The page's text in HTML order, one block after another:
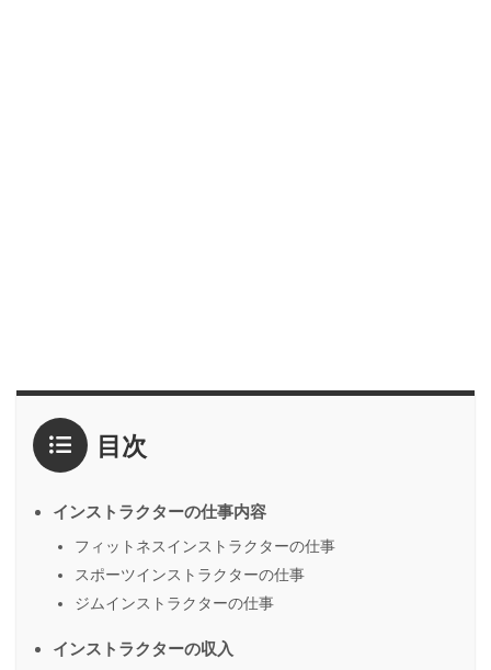
目次
インストラクターの仕事内容
フィットネスインストラクターの仕事
スポーツインストラクターの仕事
ジムインストラクターの仕事
インストラクターの収入